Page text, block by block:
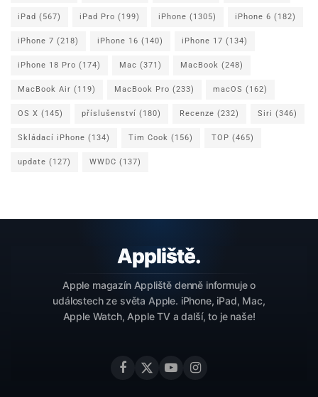
iPad (567) iPad Pro (199) iPhone (1305) iPhone 6 (182)
iPhone 7 (218) iPhone 16 (140) iPhone 17 (134)
iPhone 18 Pro (174) Mac (371) MacBook (248)
MacBook Air (119) MacBook Pro (233) macOS (162)
OS X (145) příslušenství (180) Recenze (232) Siri (346)
Skládací iPhone (134) Tim Cook (156) TOP (465)
update (127) WWDC (137)
Apple magazín Appliště denně informuje o
událostech ze světa Apple. iPhone, iPad, Mac,
Apple Watch, Apple TV a další, to je naše!